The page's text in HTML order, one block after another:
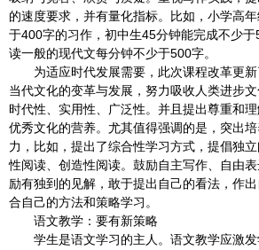
的速度要求，并有量化指标。比如，小学高
于400字的习作，初中生45分钟能完成不少
读一般的现代文每分钟不少于500字。
为适应时代发展需要，此次课程改革更新
当代文化的变革与发展，努力吸收人类进步
时代性、实用性、广泛性。并且提出尊重和
优秀文化的营养。尤其值得强调的是，突出
力，比如，提出了综合性学习方式，提倡独
性阅读、创造性阅读。鼓励自主写作、自由
励有独到的见解，敢于提出自己的看法，作
合自己的方法和策略学习。
语文教学：要有新策略
学生是语文学习的主人。语文教学应激发